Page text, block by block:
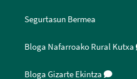
Segurtasun Bermea
Bloga Nafarroako Rural Kutxa
Bloga Gizarte Ekintza